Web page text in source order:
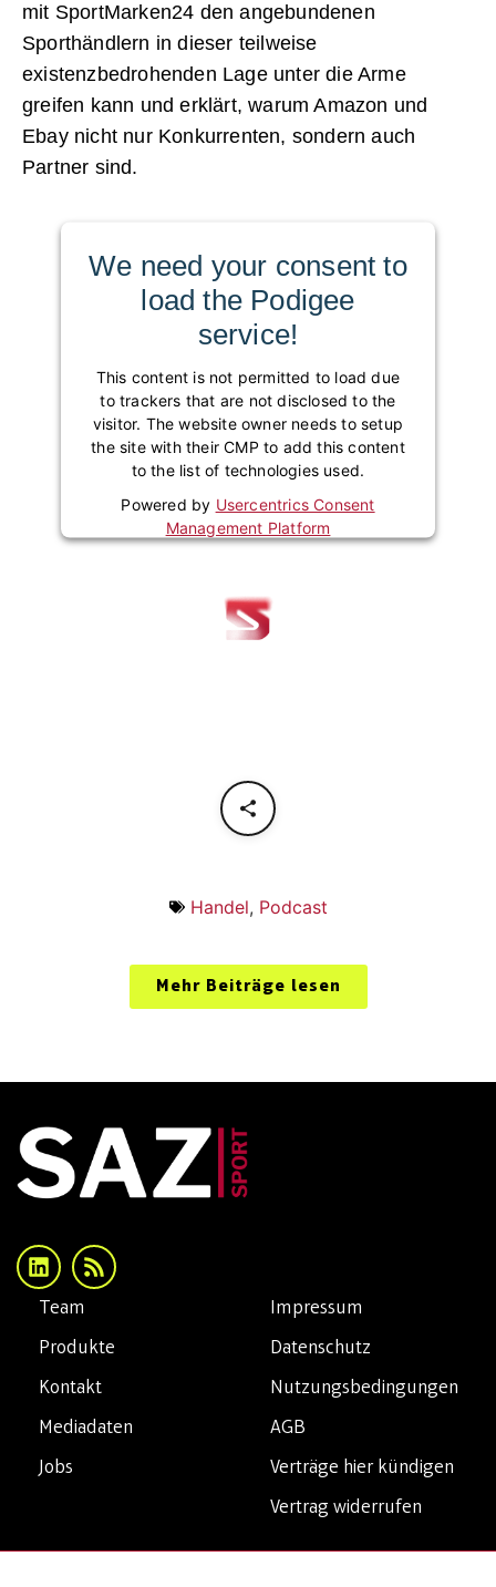
mit SportMarken24 den angebundenen
Sporthändlern in dieser teilweise
existenzbedrohenden Lage unter die Arme
greifen kann und erklärt, warum Amazon und
Ebay nicht nur Konkurrenten, sondern auch
Partner sind.
We need your consent to
load the Podigee
service!
This content is not permitted to load due
to trackers that are not disclosed to the
visitor. The website owner needs to setup
the site with their CMP to add this content
to the list of technologies used.
Powered by Usercentrics Consent
Management Platform
Handel, Podcast
Mehr Beiträge lesen
Impressum
Datenschutz
Nutzungsbedingungen
AGB
Verträge hier kündigen
Vertrag widerrufen
Team
Produkte
Kontakt
Mediadaten
Jobs